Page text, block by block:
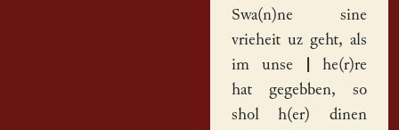
Swa(n)ne sine
vrieheit uz geht, als
im unse
he(r)re
hat gegebben, so
shol h(er) dinen